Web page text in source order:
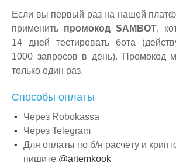
Если вы первый раз на нашей
применить промокод SAMBOT,
14 дней тестировать бота
1000 запросов в день). Промокод
только один раз.
Способы оплаты
Через Robokassa
Через Telegram
Для оплаты по б/н расчёту и
пишите @artemkook